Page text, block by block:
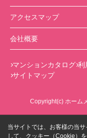
アクセスマップ
会社概要
マンションカタログ 利
サイトマップ
Copyright(c) ホーム
当サイトでは、お客様の当
して、クッキー（Cookie）を